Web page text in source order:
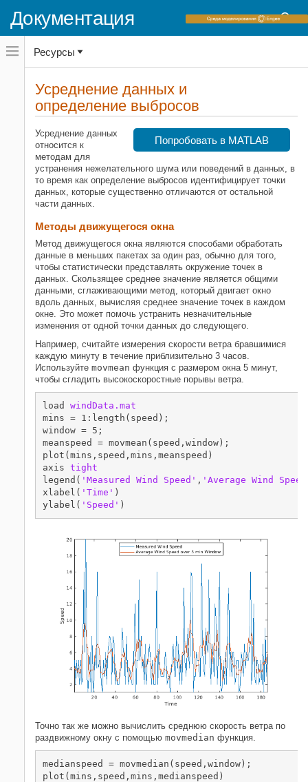
Документация
Переключатель
навигационного
меню
переключатель
навигационного
MATLAB
Импорт и анализ данных
Предварительная обработка данных
Усреднение данных и определение
выбросов
НА ЭТОЙ СТРАНИЦЕ
Методы движущегося окна
Обнаружение выбросов
Неоднородные данные
Смотрите также
Похожие темы
Ресурсы
Усреднение данных и
определение выбросов
Попробовать в MATLAB
Усреднение данных
относится к
методам для
устранения нежелательного шума или поведений в данных, в
то время как определение выбросов идентифицирует точки
данных, которые существенно отличаются от остальной
части данных.
Методы движущегося окна
Метод движущегося окна являются способами обработать
данные в меньших пакетах за один раз, обычно для того,
чтобы статистически представлять окружение точек в
данных. Скользящее среднее значение является общими
данными, сглаживающими метод, который двигает окно
вдоль данных, вычисляя среднее значение точек в каждом
окне. Это может помочь устранить незначительные
изменения от одной точки данных до следующего.
Например, считайте измерения скорости ветра бравшимися
каждую минуту в течение приблизительно 3 часов.
Используйте movmean функция с размером окна 5 минут,
чтобы сгладить высокоскоростные порывы ветра.
load windData.mat
mins = 1:length(speed);
window = 5;
meanspeed = movmean(speed,window);
plot(mins,speed,mins,meanspeed)
axis tight
legend( 'Measured Wind Speed' , 'Average Wind
xlabel( 'Time' )
ylabel( 'Speed' )
Точно так же можно вычислить среднюю скорость ветра по
раздвижному окну с помощью movmedian функция.
medianspeed = movmedian(speed,window);
plot(mins,speed,mins,medianspeed)